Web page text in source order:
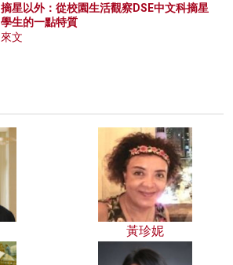
摘星以外：從校園生活觀察DSE中文科摘星
學生的一點特質
來文
黃珍妮